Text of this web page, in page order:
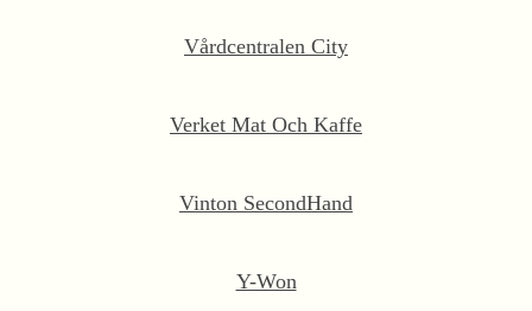
Vårdcentralen City
Verket Mat Och Kaffe
Vinton SecondHand
Y-Won